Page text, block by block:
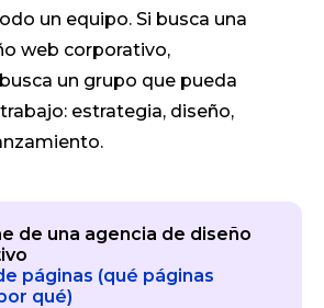
un equipo. Si busca una
web corporativo,
un grupo que pueda
estrategia, diseño,
de una agencia de diseño
páginas (qué páginas
qué)